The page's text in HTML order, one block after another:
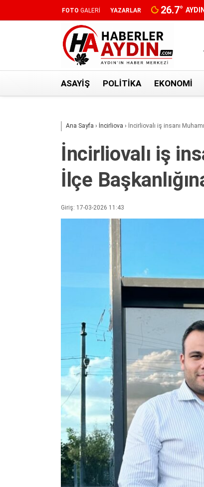
FOTO GALERİ YAZARLAR 26.7°
ASAYIŞ POLITIKA EKONOMI
Ana Sayfa › İncirliova › İncirliovalı iş insanı
İncirliovalı iş
İlçe
Giriş: 17-03-2026 11:43